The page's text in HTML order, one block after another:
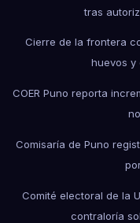
tras
Cierre de la frontera
huevos y
COER Puno reporta
Comisaría de Puno
Comité electoral de la
contraloría